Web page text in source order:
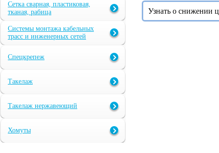
Сетка сварная, пластиковая,
тканая, рабица
Системы монтажа кабельных
трасс и инженерных сетей
Спецкрепеж
Такелаж
Такелаж нержавеющий
Хомуты
Узнать о снижении